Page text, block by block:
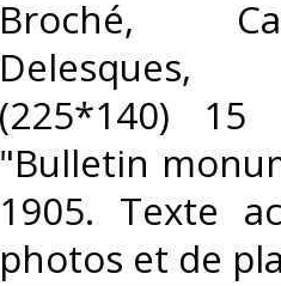
‎Broché,
(225*140)
"Bulletin
1905. Texte
photos et de